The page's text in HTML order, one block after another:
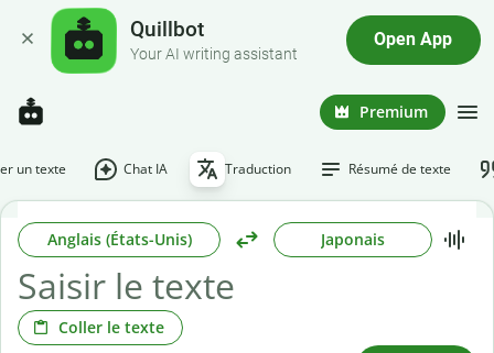
Quillbot
Your AI writing assistant
Open App
Premium
un texte Chat IA Traduction Résumé de texte
Anglais (États-Unis) Japonais
Coller le texte